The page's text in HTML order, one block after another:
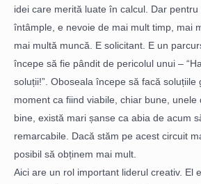
idei care merită luate în calcul. Dar
întâmple, e nevoie de mai mult timp, mai
mai multă muncă. E solicitant. E un
începe să fie pândit de pericolul unui –
soluții!”. Oboseala începe să facă
moment ca fiind viabile, chiar bune, unele
bine, există mari șanse ca abia de acum
remarcabile. Dacă stăm pe acest circuit
posibil să obținem mai mult.
Aici are un rol important liderul creativ. El